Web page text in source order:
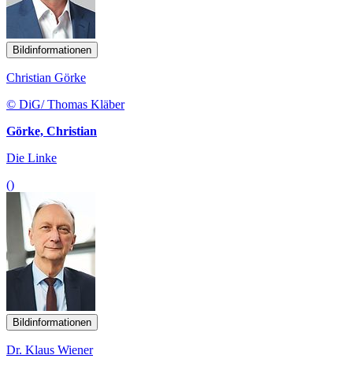
Bildinformationen
Christian Görke
© DiG/ Thomas Kläber
Görke, Christian
Die Linke
()
Bildinformationen
Dr. Klaus Wiener